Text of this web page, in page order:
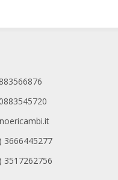
3666445277
3517262756